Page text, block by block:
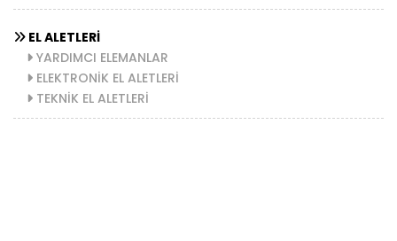
EL ALETLERİ
YARDIMCI ELEMANLAR
ELEKTRONİK EL ALETLERİ
TEKNİK EL ALETLERİ